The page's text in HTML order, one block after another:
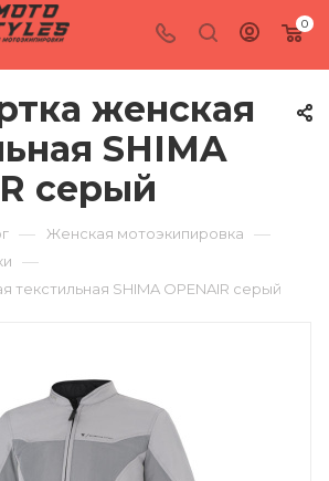
0
женская
SHIMA
серый
— Женская мотоэкипировка —
—
текстильная SHIMA OPENAIR серый